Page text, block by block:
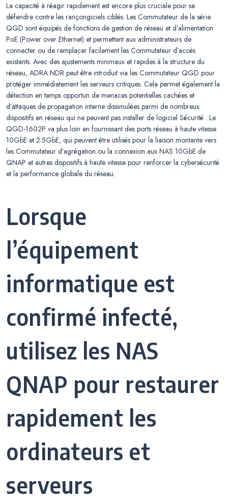
La capacité à réagir rapidement est encore plus cruciale pour se
défendre contre les rançongiciels ciblés. Les Commutateur de la série
QGD sont équipés de fonctions de gestion de réseau et d’alimentation
PoE (Power over Ethernet) et permettent aux administrateurs de
connecter ou de remplacer facilement les Commutateur d’accès
existants. Avec des ajustements minimaux et rapides à la structure du
réseau, ADRA NDR peut être introduit via les Commutateur QGD pour
protéger immédiatement les serveurs critiques. Cela permet également la
détection en temps opportun de menaces potentielles cachées et
d’attaques de propagation interne dissimulées parmi de nombreux
dispositifs en réseau qui ne peuvent pas installer de logiciel Sécurité . Le
QGD-1602P va plus loin en fournissant des ports réseau à haute vitesse
10GbE et 2.5GbE, qui peuvent être utilisés pour la liaison montante vers
les Commutateur d’agrégation ou la connexion aux NAS 10GbE de
QNAP et autres dispositifs à haute vitesse pour renforcer la cybersécurité
et la performance globale du réseau.
Lorsque
l’équipement
informatique est
confirmé infecté,
utilisez les NAS
QNAP pour restaurer
rapidement les
ordinateurs et
serveurs